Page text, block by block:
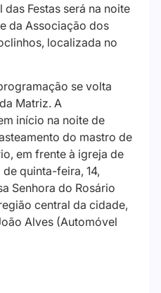
Festas será na noite
da Associação dos
localizada no
se volta
Matriz. A
início na noite de
do mastro de
em frente à igreja de
quinta-feira, 14,
Senhora do Rosário
central da cidade,
Alves (Automóvel